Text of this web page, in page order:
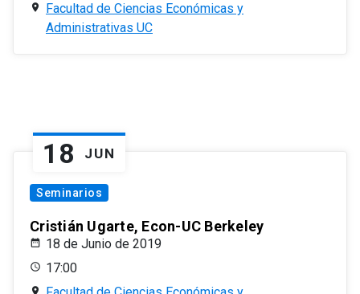
Facultad de Ciencias Económicas y
Administrativas UC
18 JUN
Seminarios
Cristián Ugarte, Econ-UC Berkeley
18 de Junio de 2019
17:00